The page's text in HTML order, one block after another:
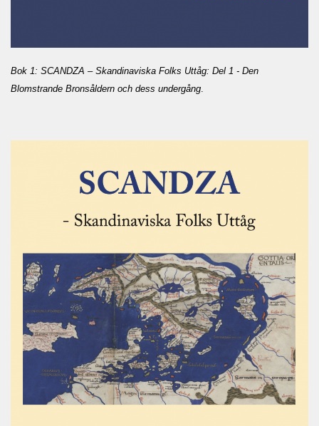
Bok 1: SCANDZA – Skandinaviska Folks Uttåg: Del 1 - Den
Blomstrande Bronsåldern och dess undergång.